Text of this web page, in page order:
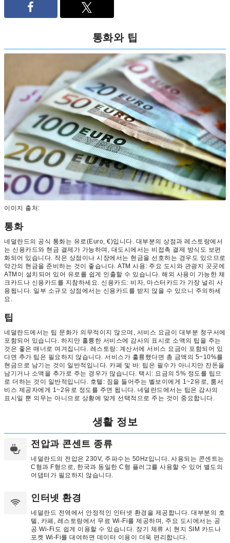
통화와 팁
이미지 출처:
통화
네덜란드의 공식 통화는 유로(Euro, €)입니다. 대부분의 상점과 레스토랑에서
는 신용카드와 현금 결제가 가능하며, 대도시에서는 비접촉 결제 방식도 보편
화되어 있습니다. 작은 상점이나 시장에서는 현금을 선호하는 경우도 있으므로
약간의 현금을 준비하는 것이 좋습니다. ATM 사용: 주요 도시와 관광지 곳곳에
ATM이 설치되어 있어 유로를 쉽게 인출할 수 있습니다. 해외 사용이 가능한 체
크카드나 신용카드를 지참하세요. 신용카드: 비자, 마스터카드가 가장 널리 사
용됩니다. 일부 소규모 상점에서는 신용카드를 받지 않을 수 있으니 주의하세
요.
팁
네덜란드에서는 팁 문화가 의무적이지 않으며, 서비스 요금이 대부분 청구서에
포함되어 있습니다. 하지만 훌륭한 서비스에 감사의 표시로 소액의 팁을 주는
것은 좋은 매너로 여겨집니다. 레스토랑: 계산서에 서비스 요금이 포함되어 있
다면 추가 팁은 필요하지 않습니다. 서비스가 훌륭했다면 총 금액의 5~10%를
현금으로 남기는 것이 일반적입니다. 카페 및 바: 팁은 필수가 아니지만 잔돈을
남기거나 소액을 추가로 주는 경우가 많습니다. 택시: 요금의 5% 정도를 팁으
로 더하는 것이 일반적입니다. 호텔: 짐을 들어주는 벨보이에게 1~2유로, 룸서
비스 제공자에게 1~2유로 정도를 주면 됩니다. 네덜란드에서는 팁은 감사의
표시일 뿐 의무는 아니므로 상황에 맞게 선택적으로 주는 것이 중요합니다.
생활 정보
전압과 콘센트 종류
네덜란드의 전압은 230V, 주파수는 50Hz입니다. 사용되는 콘센트는
C형과 F형으로, 한국과 동일한 C형 플러그를 사용할 수 있어 별도의
어댑터가 필요하지 않습니다.
인터넷 환경
네덜란드 전역에서 안정적인 인터넷 환경을 제공합니다. 대부분의 호
텔, 카페, 레스토랑에서 무료 Wi-Fi를 제공하며, 주요 도시에서는 공
공 Wi-Fi도 쉽게 이용할 수 있습니다. 장기 체류 시 현지 SIM 카드나
포켓 Wi-Fi를 대여하면 데이터 이용이 더욱 편리합니다.